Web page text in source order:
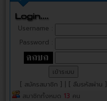
Username :
Password :
[ สมัครสมาชิก ]
[ ลืมรหัสผ่าน ]
สมาชิกทั้งหมด 13 คน